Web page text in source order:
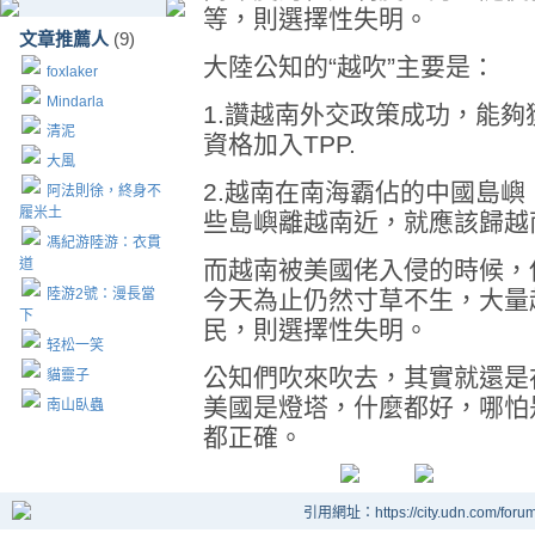
文章推薦人 (9)
foxlaker
Mindarla
清泥
大風
阿法則徐，終身不
履米土
馮紀游陸游：衣貫
道
陸游2號：漫長當
下
轻松一笑
貓靈子
南山臥蟲
等，則選擇性失明。
大陸公知的“越吹”主要是：
1.讚越南外交政策成功，能
資格加入TPP.
2.越南在南海霸佔的中國島
些島嶼離越南近，就應該歸越
而越南被美國佬入侵的時候
今天為止仍然寸草不生，大
民，則選擇性失明。
公知們吹來吹去，其實就還
美國是燈塔，什麼都好，哪
都正確。
引用網址：https://city.udn.com/